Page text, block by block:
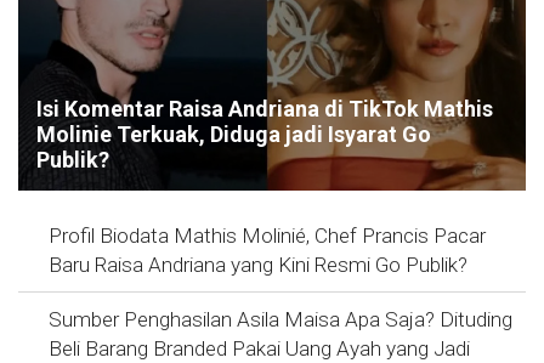
Isi Komentar Raisa Andriana di TikTok Mathis
Molinie Terkuak, Diduga jadi Isyarat Go
Publik?
Profil Biodata Mathis Molinié, Chef Prancis Pacar
Baru Raisa Andriana yang Kini Resmi Go Publik?
Sumber Penghasilan Asila Maisa Apa Saja? Dituding
Beli Barang Branded Pakai Uang Ayah yang Jadi